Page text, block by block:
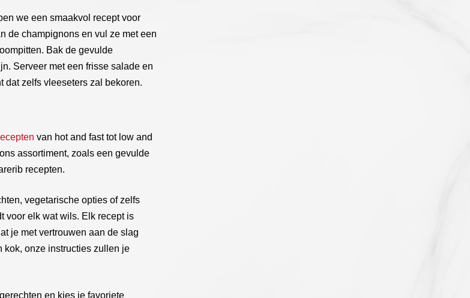
we een smaakvol recept voor
de champignons en vul ze met een
Bak de gevulde
Serveer met een frisse salade en
dat zelfs vleeseters zal bekoren.
van hot and fast tot low and
assortiment, zoals een gevulde
recepten.
vegetarische opties of zelfs
voor elk wat wils. Elk recept is
je met vertrouwen aan de slag
kok, onze instructies zullen je
en kies je favoriete